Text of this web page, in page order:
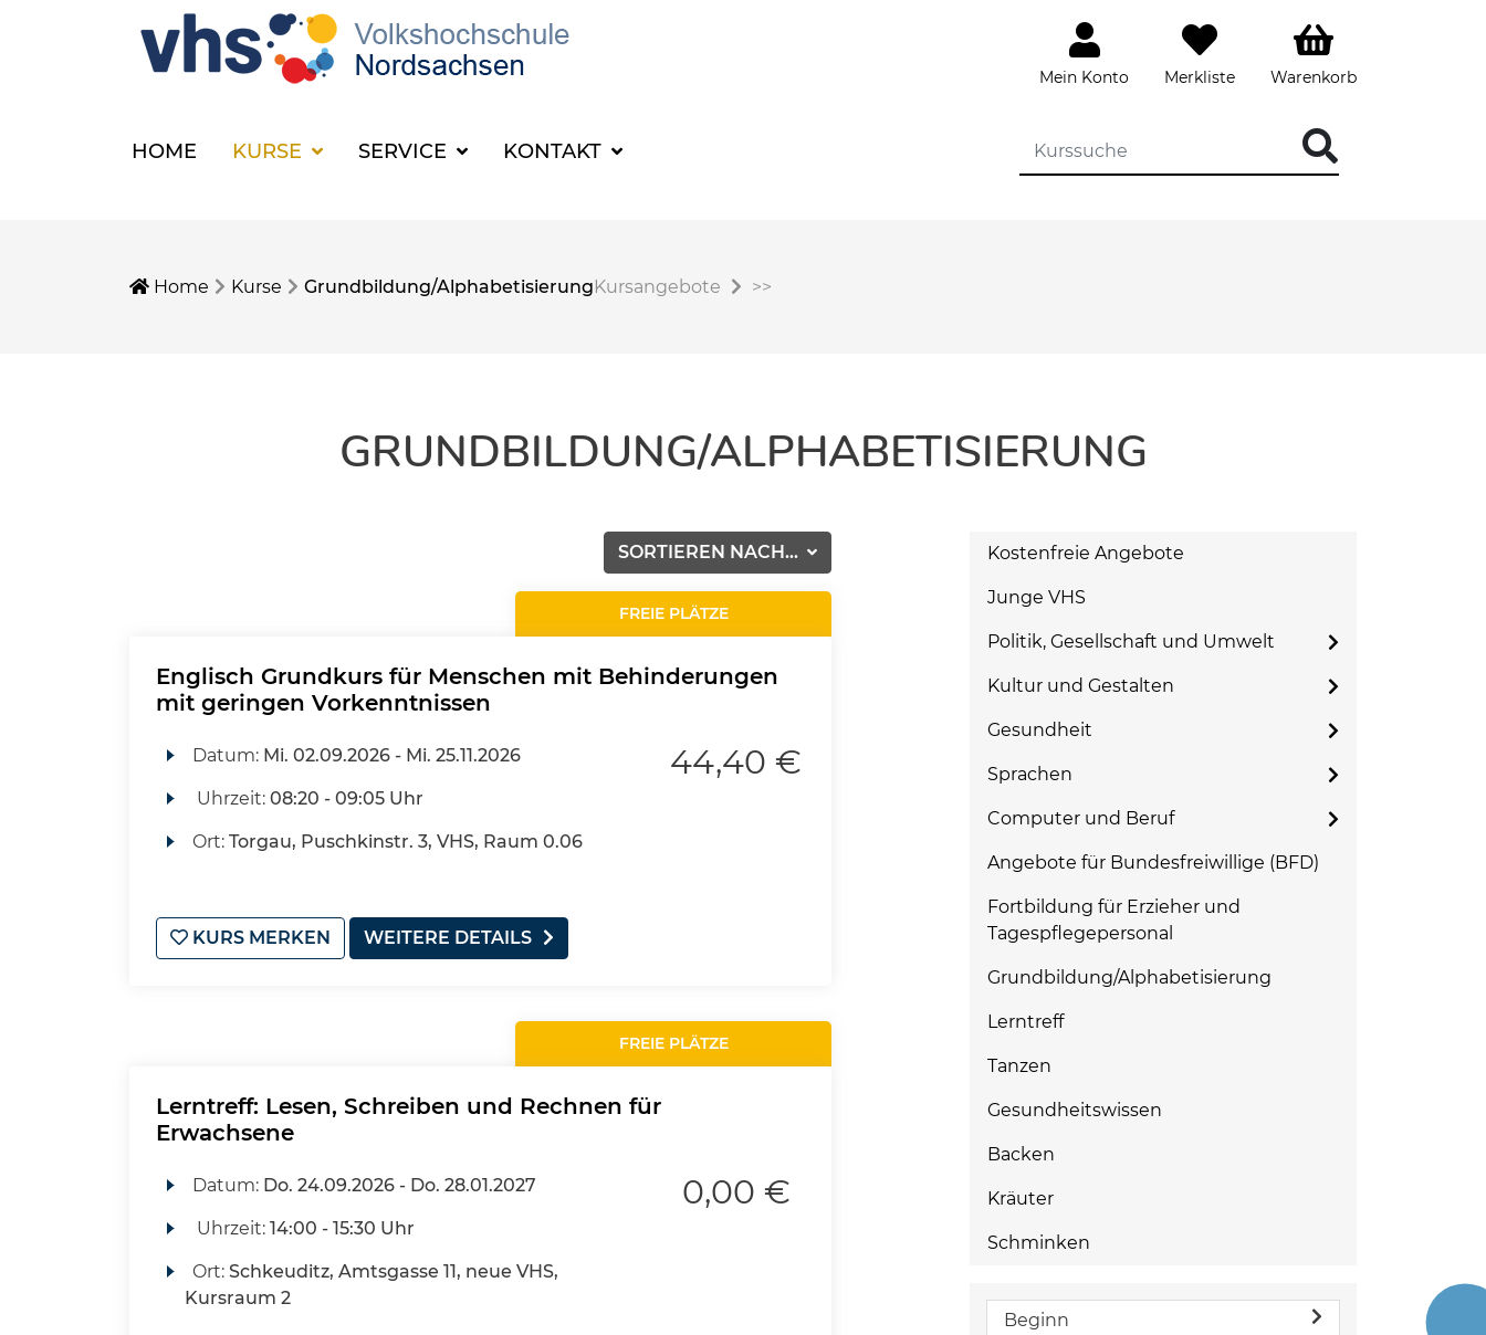
Mein Konto Merkliste Warenkorb
HOME KURSE SERVICE KONTAKT
Home Kurse Grundbildung/AlphabetisierungKursangebote >>
GRUNDBILDUNG/ALPHABETISIERUNG
SORTIEREN NACH...
FREIE PLÄTZE
Englisch Grundkurs für Menschen mit Behinderungen
mit geringen Vorkenntnissen
Datum: Mi. 02.09.2026 - Mi. 25.11.2026
Uhrzeit: 08:20 - 09:05 Uhr
Ort: Torgau, Puschkinstr. 3, VHS, Raum 0.06
44,40 €
KURS MERKEN WEITERE DETAILS
FREIE PLÄTZE
Lerntreff: Lesen, Schreiben und Rechnen für
Erwachsene
Datum: Do. 24.09.2026 - Do. 28.01.2027
Uhrzeit: 14:00 - 15:30 Uhr
Ort: Schkeuditz, Amtsgasse 11, neue VHS,
Kursraum 2
0,00 €
Kostenfreie Angebote
Junge VHS
Politik, Gesellschaft und Umwelt
Kultur und Gestalten
Gesundheit
Sprachen
Computer und Beruf
Angebote für Bundesfreiwillige (BFD)
Fortbildung für Erzieher und
Tagespflegepersonal
Grundbildung/Alphabetisierung
Lerntreff
Tanzen
Gesundheitswissen
Backen
Kräuter
Schminken
Beginn